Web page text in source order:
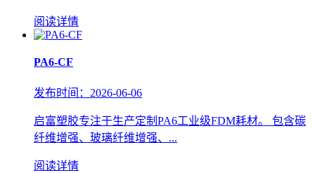
阅读详情
PA6-CF
发布时间：2026-06-06
启富塑胶专注于生产定制PA6工业级FDM耗材。 包含碳
纤维增强、玻璃纤维增强、...
阅读详情